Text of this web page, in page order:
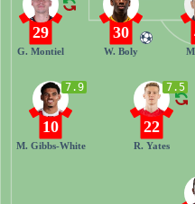
30
W. Boly
29
G. Montiel
7.5
22
R. Yates
7.9
10
M. Gibbs-White